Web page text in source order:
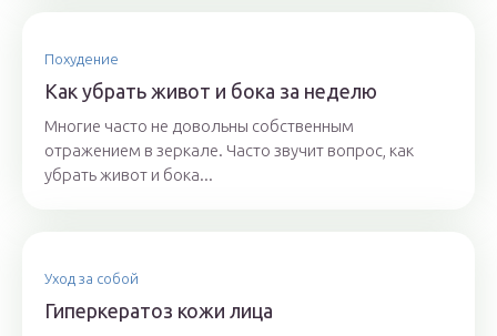
Похудение
Как убрать живот и бока за неделю
Многие часто не довольны собственным
отражением в зеркале. Часто звучит вопрос, как
убрать живот и бока...
Уход за собой
Гиперкератоз кожи лица